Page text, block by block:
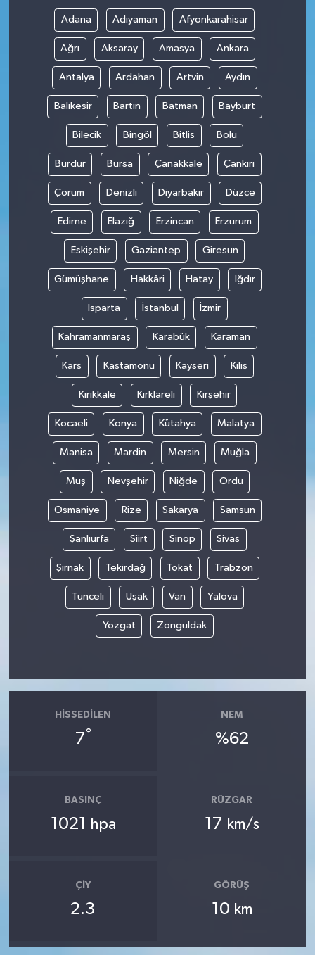
Adana Adıyaman Afyonkarahisar
Ağrı Aksaray Amasya Ankara
Antalya Ardahan Artvin Aydın
Balıkesir Bartın Batman Bayburt
Bilecik Bingöl Bitlis Bolu
Burdur Bursa Çanakkale Çankırı
Çorum Denizli Diyarbakır Düzce
Edirne Elazığ Erzincan Erzurum
Eskişehir Gaziantep Giresun
Gümüşhane Hakkâri Hatay Iğdır
Isparta İstanbul İzmir
Kahramanmaraş Karabük Karaman
Kars Kastamonu Kayseri Kilis
Kırıkkale Kırklareli Kırşehir
Kocaeli Konya Kütahya Malatya
Manisa Mardin Mersin Muğla
Muş Nevşehir Niğde Ordu
Osmaniye Rize Sakarya Samsun
Şanlıurfa Siirt Sinop Sivas
Şırnak Tekirdağ Tokat Trabzon
Tunceli Uşak Van Yalova
Yozgat Zonguldak
HISSEDILEN
7°
NEM
%62
BASINÇ
1021 hpa
RÜZGAR
17 km/s
ÇIY
2.3
GÖRÜŞ
10 km